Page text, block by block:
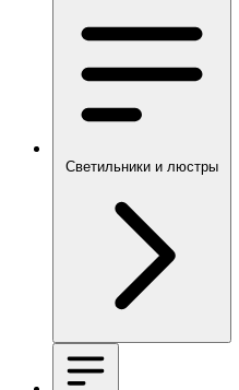
Светильники и люстры